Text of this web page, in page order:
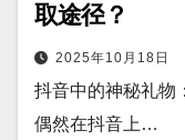
取途径？
2025年10月18日
抖音中的神秘礼物
偶然在抖音上…